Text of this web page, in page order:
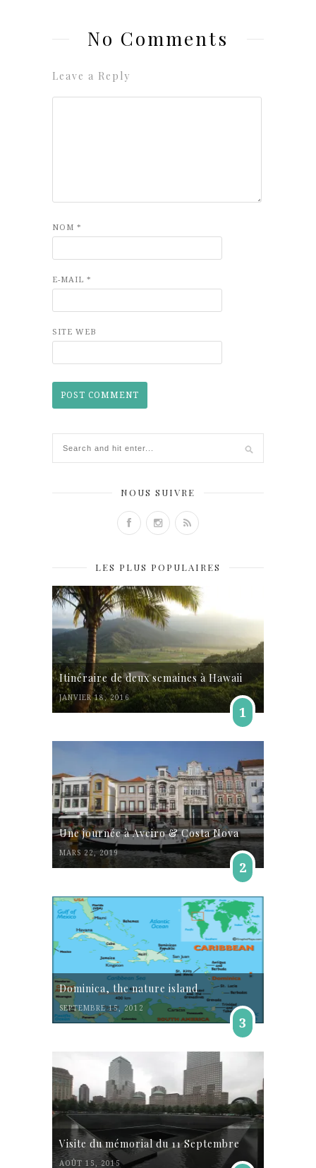
No Comments
Leave a Reply
NOM *
E-MAIL *
SITE WEB
NOUS SUIVRE
LES PLUS POPULAIRES
Itinéraire de deux semaines à Hawaii
JANVIER 18, 2016
1
Une journée à Aveiro & Costa Nova
MARS 22, 2019
2
Dominica, the nature island
SEPTEMBRE 15, 2012
3
Visite du mémorial du 11 Septembre
AOÛT 15, 2015